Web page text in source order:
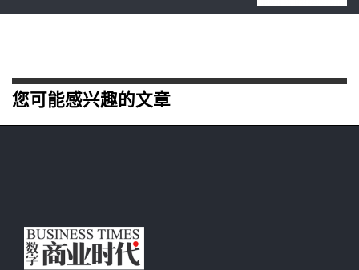
您可能感兴趣的文章